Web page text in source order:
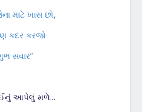
માટે ખાસ છો,
કદર કરજો
સવાર”
આપેલું મળે...